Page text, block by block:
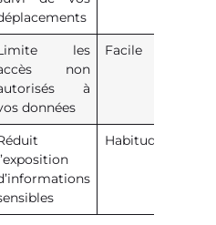
les
non
à
données
Facile
Habitude